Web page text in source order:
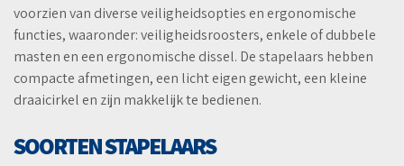
voorzien van diverse veiligheidsopties en ergonomische
functies, waaronder: veiligheidsroosters, enkele of dubbele
masten en een ergonomische dissel. De stapelaars hebben
compacte afmetingen, een licht eigen gewicht, een kleine
draaicirkel en zijn makkelijk te bedienen.
SOORTEN STAPELAARS